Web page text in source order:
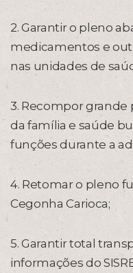
2. Garantir o pleno
medicamentos e
nas unidades de
3. Recompor grande
da família e saúde
funções durante a
4. Retomar o pleno
Cegonha Carioca;
5. Garantir total
informações do